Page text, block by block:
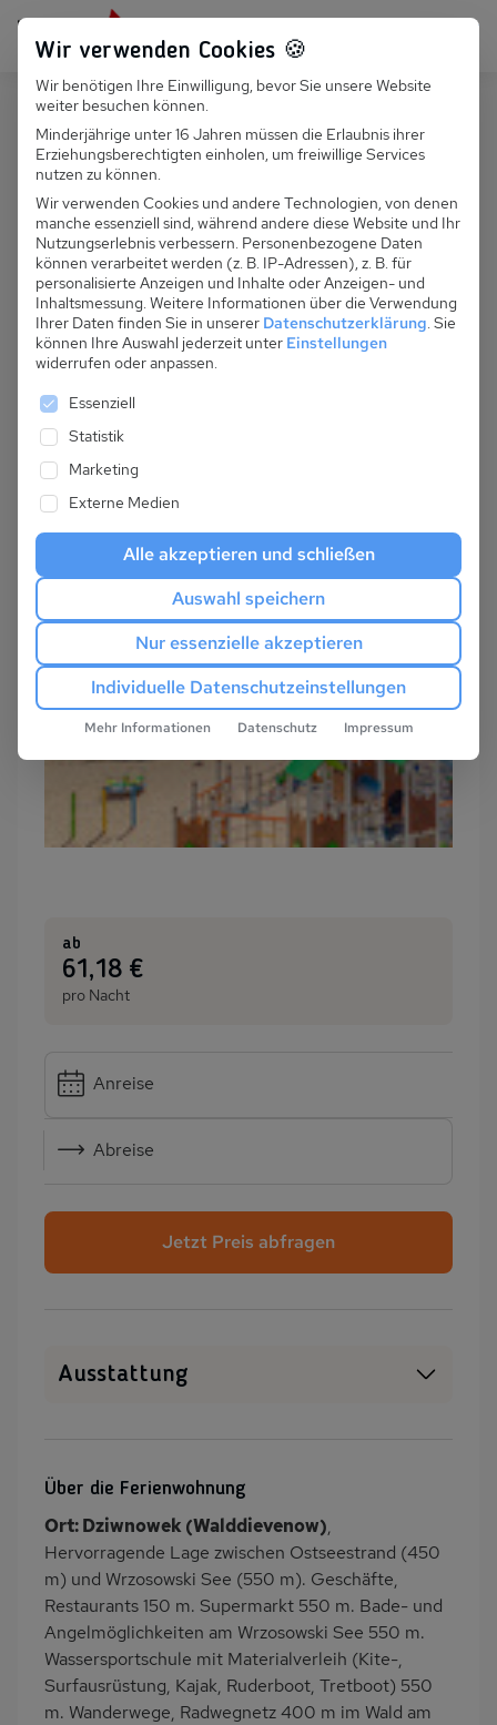
Persönlich für dich da: +49 251 899 050
Suchfeld
Suchen
PL 038.010B - Family Holiday Typ I
ab
:61,18 €
pro Nacht
Anreise
Abreise
Jetzt Preis abfragen
Ausstattung
Innenpool
Heizung
Wäschetrockner
Garten
Terrasse
Grill
Kinderspielplatz
PKW-Parkplatz
Eingezäuntes
Grundstück
Dusche
Küche
Über die Ferienwohnung
Ort: Dziwnowek (Walddievenow),
Hervorragende Lage zwischen Ostseestrand (450
m) und Wrzosowski See (550 m). Geschäfte,
Restaurants 150 m. Supermarkt 550 m. Bade- und
Angelmöglichkeiten am Wrzosowski See 550 m.
Wassersportschule mit Materialverleih (Kite-,
Surfausrüstung, Kajak, Ruderboot, Tretboot) 550
m. Wanderwege, Radwegnetz 400 m im Wald am
Wir verwenden Cookies 🍪
Wir benötigen Ihre Einwilligung, bevor Sie unsere Website
weiter besuchen können.
Minderjährige unter 16 Jahren müssen die Erlaubnis ihrer
Erziehungsberechtigten einholen, um freiwillige Services
nutzen zu können.
Wir verwenden Cookies und andere Technologien, von denen
manche essenziell sind, während andere diese Website und Ihr
Nutzungserlebnis verbessern. Personenbezogene Daten
können verarbeitet werden (z. B. IP-Adressen), z. B. für
personalisierte Anzeigen und Inhalte oder Anzeigen- und
Inhaltsmessung. Weitere Informationen über die Verwendung
Ihrer Daten finden Sie in unserer Datenschutzerklärung. Sie
können Ihre Auswahl jederzeit unter Einstellungen
widerrufen oder anpassen.
Es folgt eine Liste der Service-Gruppen, für die
Essenziell
Statistik
Marketing
Externe Medien
Alle akzeptieren und schließen
Auswahl speichern
Nur essenzielle akzeptieren
Individuelle Datenschutzeinstellungen
Mehr Informationen Datenschutz Impressum